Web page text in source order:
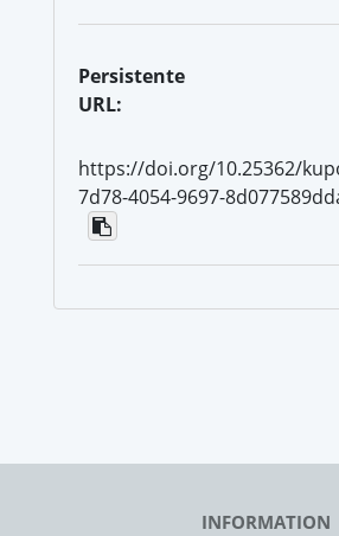
Persistente
URL:
https://doi.org/10.25362/
7d78-4054-9697-
INFORMATION